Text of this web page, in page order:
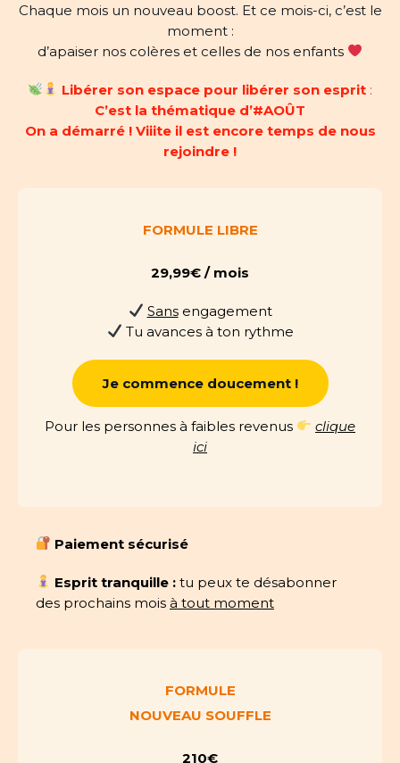
Chaque mois un nouveau boost. Et ce mois-ci, c’est le
moment :
d’apaiser nos colères et celles de nos enfants
Libérer son espace pour libérer son esprit :
C’est la thématique d’#AOÛT
On a démarré ! Viiite il est encore temps de nous
rejoindre !
FORMULE LIBRE
29,99€ / mois
Sansengagement
Tu avances à ton rythme
Je commence doucement !
Pour les personnes à faibles revenus
clique
ici
Paiement sécurisé
Esprit tranquille :tu peux te désabonner
des prochains mois à tout moment
FORMULE
NOUVEAU SOUFFLE
210€